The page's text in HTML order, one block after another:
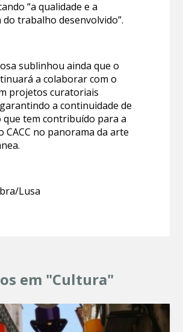
“a qualidade e a
do trabalho desenvolvido”.
sublinhou ainda que o
a colaborar com o
projetos curatoriais
a continuidade de
que tem contribuído para a
CACC no panorama da arte
Lusa
em "Cultura"